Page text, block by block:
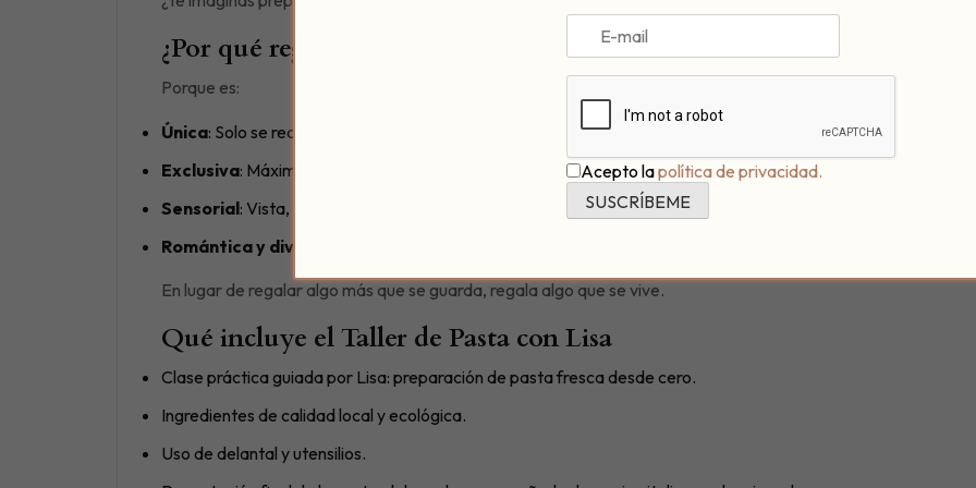
¿Por qué regalar esta experiencia?
Porque es:
Única: Solo se realiza para ti y los tuyos.
Exclusiva: Máximo 12 personas por sesión, para que cada detalle se cuide como merece.
Sensorial: Vista, tacto, sabor, aroma… todo se activa en este viaje culinario compartido.
Romántica y divertida
En lugar de regalar algo más que se guarda, regala algo que se vive.
Qué incluye el Taller de Pasta con Lisa
Clase práctica guiada por Lisa: preparación de pasta fresca desde cero.
Ingredientes de calidad local y ecológica.
Uso de delantal y utensilios.
Acepto lapolítica de privacidad.